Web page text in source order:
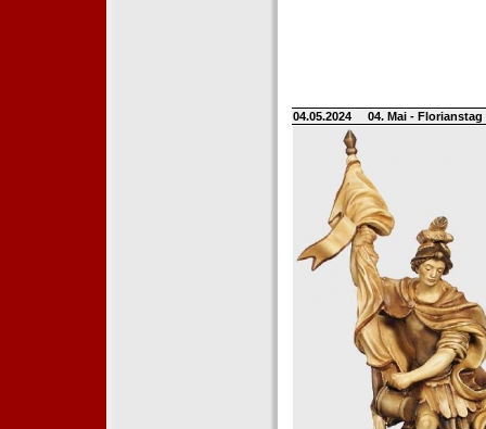
04.05.2024 04. Mai -